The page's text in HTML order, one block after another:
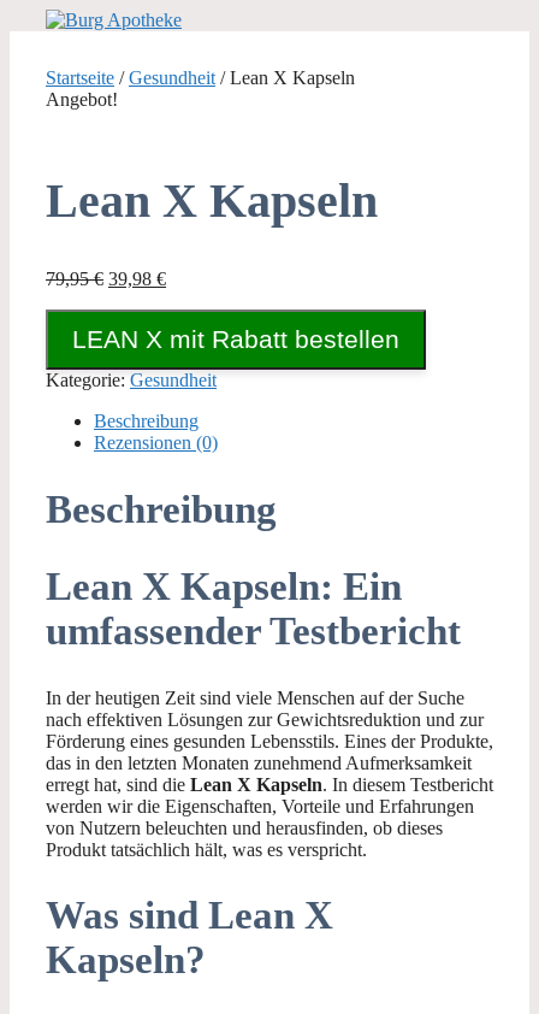
Startseite /Gesundheit / Lean X Kapseln
Angebot!
Lean X Kapseln
79,95€ Ursprünglicher
79,95 €
39,98 €Aktueller
39,98 €.
LEAN X mit Rabatt bestellen
Kategorie: Gesundheit
Beschreibung
Rezensionen (0)
Beschreibung
Lean X Kapseln: Ein
umfassender Testbericht
In der heutigen Zeit sind viele Menschen auf der Suche
nach effektiven Lösungen zur Gewichtsreduktion und zur
Förderung eines gesunden Lebensstils. Eines der Produkte,
das in den letzten Monaten zunehmend Aufmerksamkeit
erregt hat, sind die Lean X Kapseln. In diesem Testbericht
werden wir die Eigenschaften, Vorteile und Erfahrungen
von Nutzern beleuchten und herausfinden, ob dieses
Produkt tatsächlich hält, was es verspricht.
Was sind Lean X
Kapseln?